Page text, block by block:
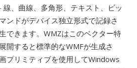
、曲線、多角形、テキスト、ビッ
ンドがデバイス独立形式で記録さ
できます。WMZはこのベクター特
開すると標準的なWMFが生成さ
プリミティブを使用してWindows